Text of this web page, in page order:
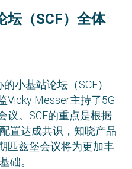
坛（SCF）全体
小基站论坛（SCF）
Vicky Messer主持了5G
议。SCF的重点是根据
置达成共识，知晓产品
匹兹堡会议将为更加丰
础。